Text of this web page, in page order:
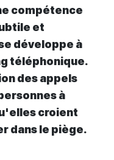
compétence
et
développe à
téléphonique.
des appels
à
croient
dans le piège.